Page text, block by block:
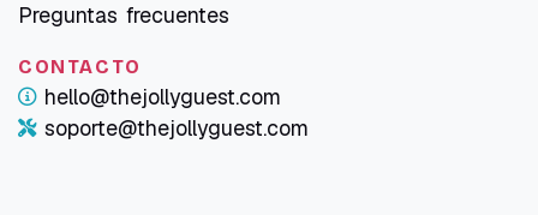
Preguntas frecuentes
CONTACTO
hello@thejollyguest.com
soporte@thejollyguest.com